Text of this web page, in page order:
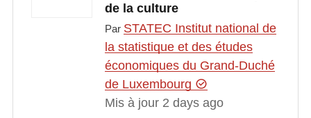
de la culture
Par STATEC Institut national de
la statistique et des études
économiques du Grand-Duché
de Luxembourg
Mis à jour 2 days ago